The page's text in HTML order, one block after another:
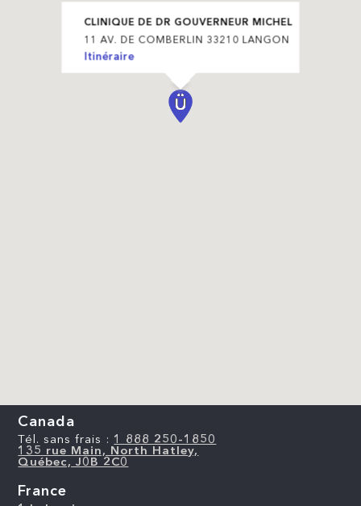
CLINIQUE DE DR GOUVERNEUR MICHEL
11 AV. DE COMBERLIN 33210 LANGON
Itinéraire
Canada
Tél. sans frais : 1 888 250-1850
135 rue Main, North Hatley,
Québec, J0B 2C0
France